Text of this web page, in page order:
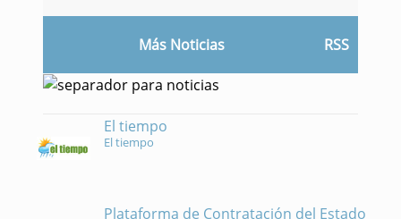
Más Noticias RSS
El tiempo
El tiempo
Plataforma de Contratación del Estado